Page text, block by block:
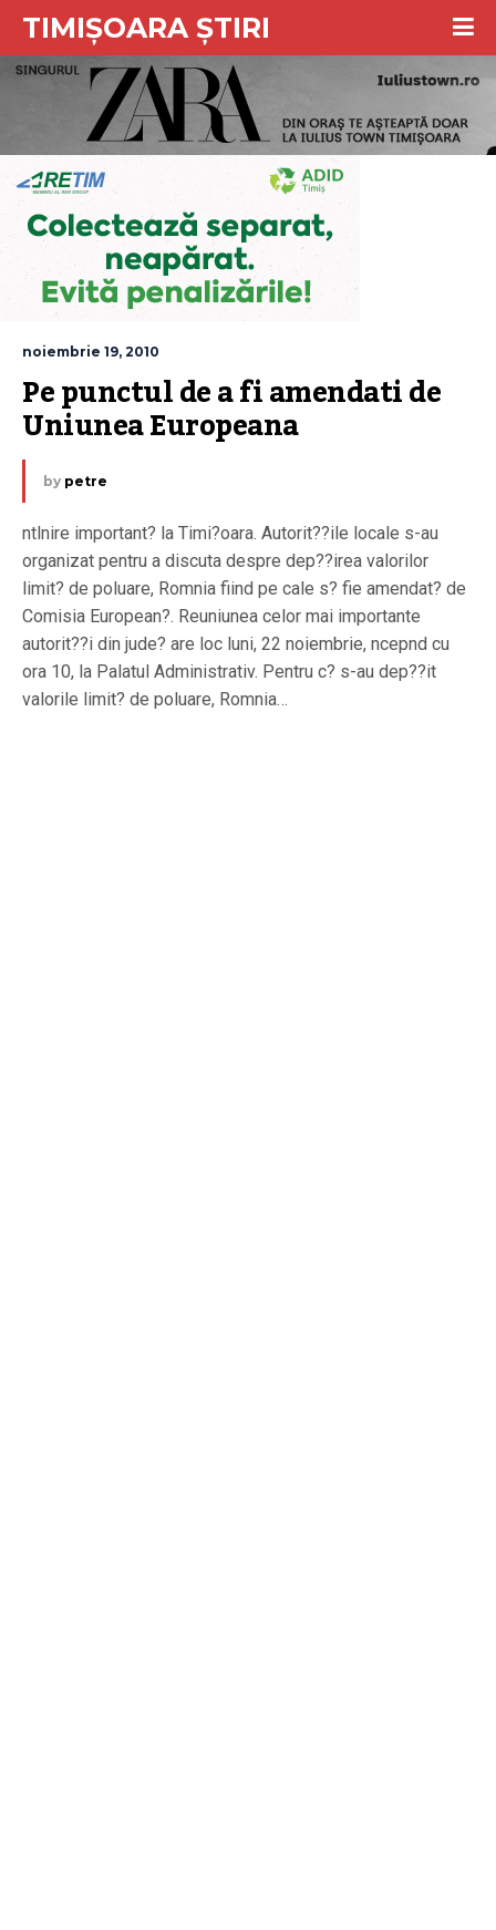
TIMIȘOARA ȘTIRI
noiembrie 19, 2010
Pe punctul de a fi amendati de
Uniunea Europeana
by petre
ntlnire important? la Timi?oara. Autorit??ile locale s-au
organizat pentru a discuta despre dep??irea valorilor
limit? de poluare, Romnia fiind pe cale s? fie amendat? de
Comisia European?. Reuniunea celor mai importante
autorit??i din jude? are loc luni, 22 noiembrie, ncepnd cu
ora 10, la Palatul Administrativ. Pentru c? s-au dep??it
valorile limit? de poluare, Romnia…